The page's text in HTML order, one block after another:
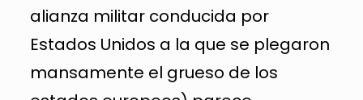
alianza militar conducida por
Estados Unidos a la que se plegaron
mansamente el grueso de los